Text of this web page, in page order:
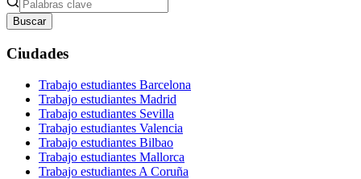
Buscar
Ciudades
Trabajo estudiantes Barcelona
Trabajo estudiantes Madrid
Trabajo estudiantes Sevilla
Trabajo estudiantes Valencia
Trabajo estudiantes Bilbao
Trabajo estudiantes Mallorca
Trabajo estudiantes A Coruña